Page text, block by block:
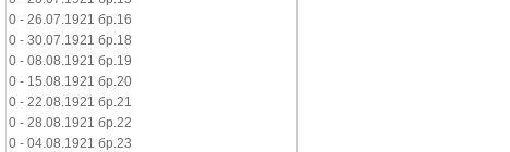
0 - 26.07.1921 бр.16
0 - 30.07.1921 бр.18
0 - 08.08.1921 бр.19
0 - 15.08.1921 бр.20
0 - 22.08.1921 бр.21
0 - 28.08.1921 бр.22
0 - 04.08.1921 бр.23